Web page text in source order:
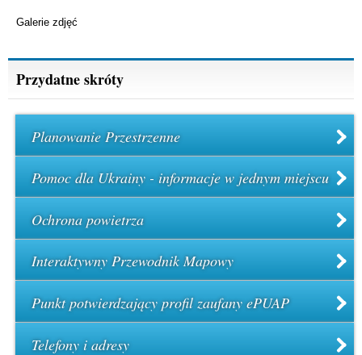
Galerie zdjęć
Przydatne skróty
Planowanie Przestrzenne
Pomoc dla Ukrainy - informacje w jednym miejscu
Ochrona powietrza
Interaktywny Przewodnik Mapowy
Punkt potwierdzający profil zaufany ePUAP
Telefony i adresy